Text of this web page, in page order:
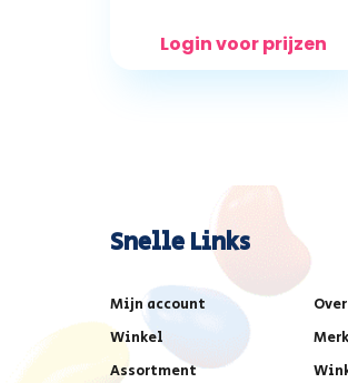
Login voor prijzen
Snelle Links
Mijn account
Winkel
Merk
Assortment